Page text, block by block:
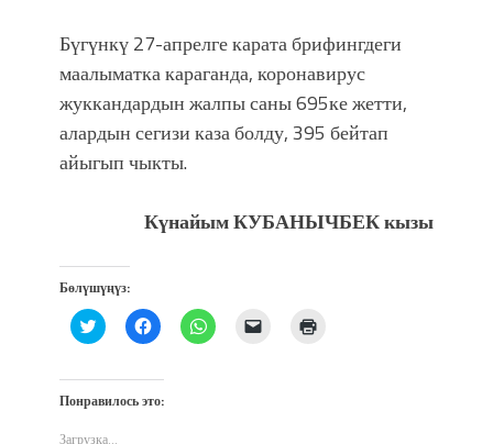
Бүгүнкү 27-апрелге карата брифингдеги
маалыматка караганда, коронавирус
жуккандардын жалпы саны 695ке жетти,
алардын сегизи каза болду, 395 бейтап
айыгып чыкты.
Күнайым КУБАНЫЧБЕК кызы
Бөлүшүңүз:
Нажмите,
чтобы
Twitter
(Открывается
в
окне)
Нажмите,
чтобы
Facebook
(Открывается
в
Нажмите,
чтобы
Послать
ссылку
Понравилось это:
Загрузка...